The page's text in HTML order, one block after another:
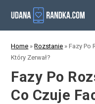
Home »Rozstanie »Fazy Po
Który Zerwał?
Fazy Po
Co Czuje